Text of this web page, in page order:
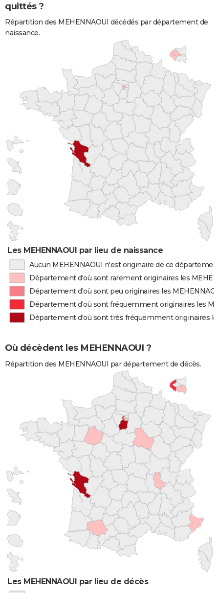
quittés ?
Répartition des MEHENNAOUI décédés par département de
naissance.
Les MEHENNAOUI par lieu de naissance
Aucun MEHENNAOUI n'est originaire de ce
Département d'où sont rarement originaires les
Département d'où sont peu originaires les
Département d'où sont fréquemment originaires les
Département d'où sont très fréquemment originaires
Où décèdent les MEHENNAOUI ?
Répartition des MEHENNAOUI par département de décès.
Les MEHENNAOUI par lieu de décès